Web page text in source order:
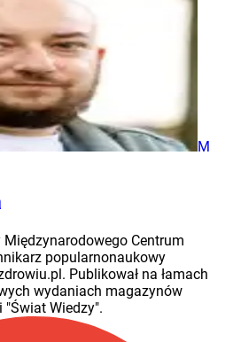
M
Centrum
popularnonaukowy
Publikował na łamach
wydaniach magazynów
"Świat Wiedzy".